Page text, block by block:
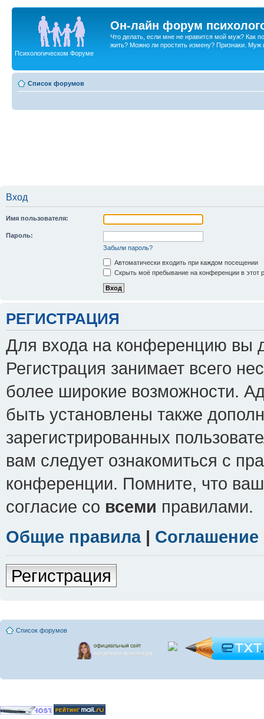
Он-лайн форум
Что делать, если мне не нравится мой муж? Как
жить? Можно ли простить измену? Признаки. Муж
Психологическом Форуме
Список форумов
Вход
Имя пользователя:
Пароль:
Забыли пароль?
Автоматически входить при каждом посещении
Скрыть моё пребывание на конференции в этот
РЕГИСТРАЦИЯ
Для входа на конференцию вы
Регистрация занимает всего
более широкие возможности.
быть установлены также
зарегистрированных
вам следует ознакомиться с
конференции. Помните, что
согласие со всеми правилами.
Общие правила|
Регистрация
Список форумов